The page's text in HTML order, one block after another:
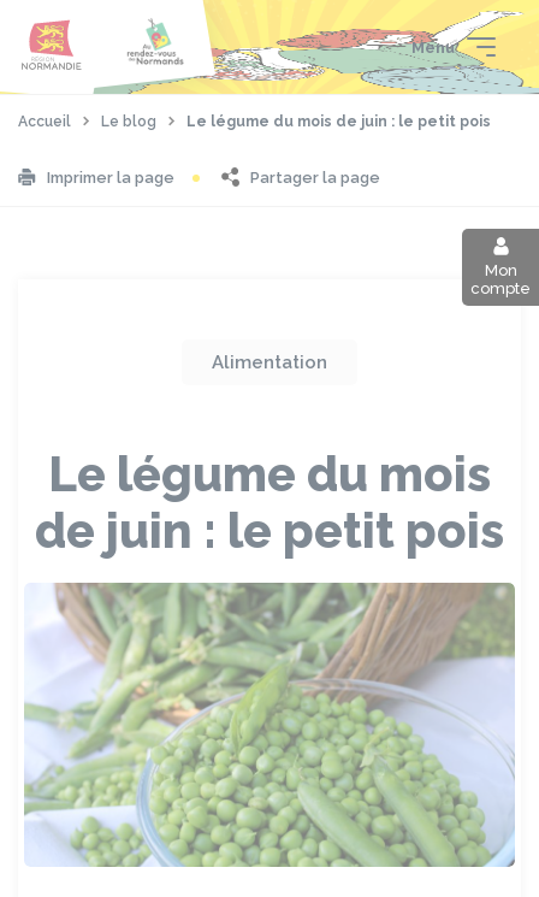
contenu
pied
Menu
Mon
compte
Accueil Le blog Le légume du mois de juin : le petit pois
Imprimer la page Partager la page
Alimentation
Le légume du mois
de juin : le petit pois
Panneau de gestion des cookies